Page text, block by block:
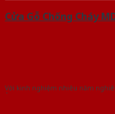
Cửa Gỗ Chống Cháy
Với kinh nghiệm nhiêu năm